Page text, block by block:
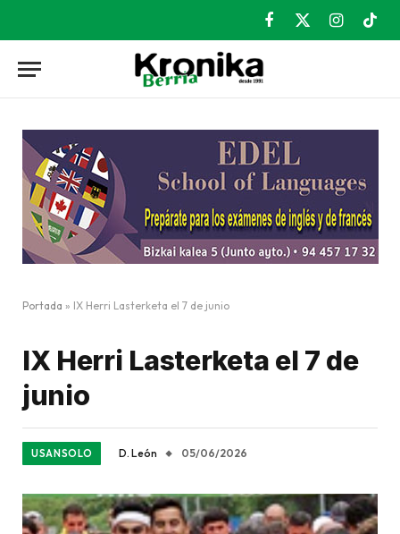
Facebook
X
Instagram
Portada » IX Herri Lasterketa el 7 de junio
IX Herri Lasterketa el 7 de
junio
USANSOLO D. León 05/06/2026